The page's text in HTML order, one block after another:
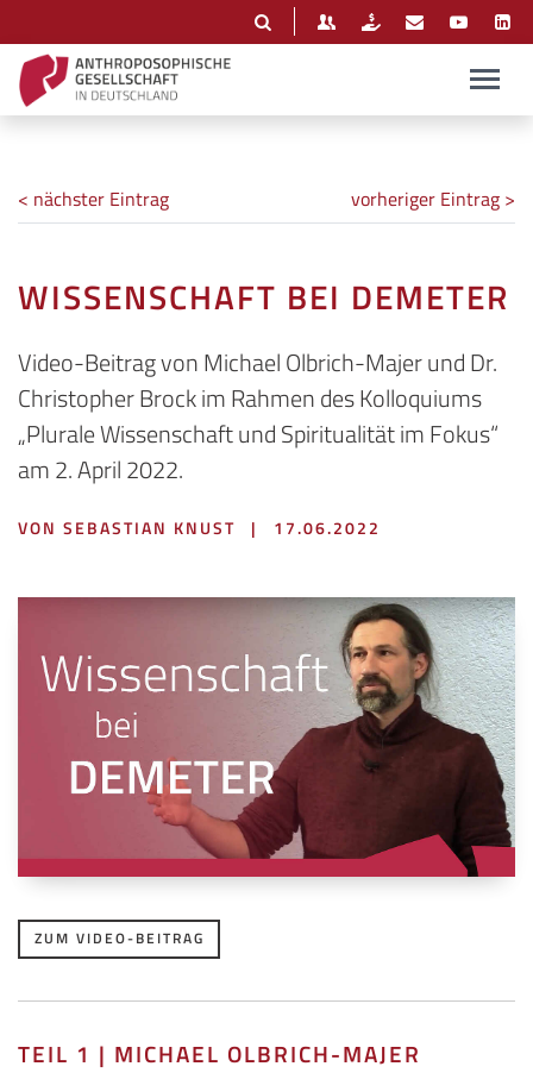
< nächster Eintrag vorheriger Eintrag >
WISSENSCHAFT BEI DEMETER
Video-Beitrag von Michael Olbrich-Majer und Dr.
Christopher Brock im Rahmen des Kolloquiums
„Plurale Wissenschaft und Spiritualität im Fokus“
am 2. April 2022.
VON SEBASTIAN KNUST | 17.06.2022
ZUM VIDEO-BEITRAG
TEIL 1 | MICHAEL OLBRICH-MAJER